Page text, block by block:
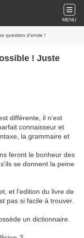
MENU
question d'envie !
! Juste
différente, il n'est
connaisseur et
la grammaire et
feront le bonheur des
se donnent la peine
et l'edition du livre de
pas si facile à trouver.
un dictionnaire.